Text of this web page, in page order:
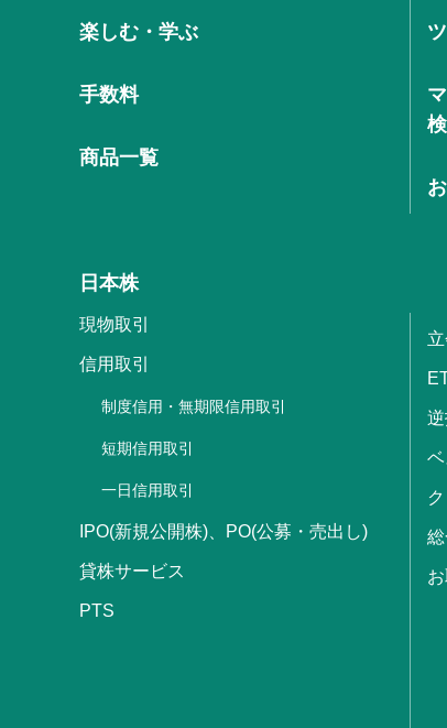
楽しむ・学ぶ
手数料
商品一覧
日本株
現物取引
信用取引
制度信用・無期限信用取引
短期信用取引
一日信用取引
IPO(新規公開株)、PO(公募・売出し)
貸株サービス
PTS